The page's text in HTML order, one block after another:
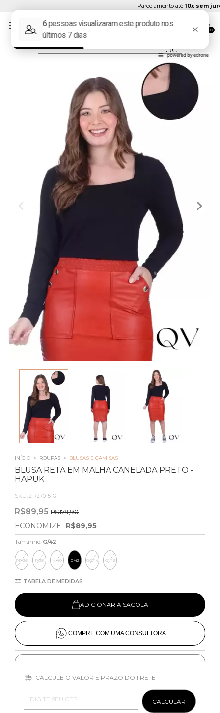
Parcelamento até10x sem juros
0
INÍCIO > ROUPAS > BLUSAS E CAMISAS
BLUSA RETA EM MALHA CANELADA PRETO -
HAPUK
SKU: 21727015-G
R$89,95 R$179,90
ECONOMIZE R$89,95
Tamanho: G/42
PP/36 P/38 M/40 G/42 GG/44 G1/46
TABELA DE MEDIDAS
ADICIONAR À SACOLA
COMPRE COM UMA CONSULTORA
CALCULE O VALOR E PRAZO DO FRETE
CALCULAR